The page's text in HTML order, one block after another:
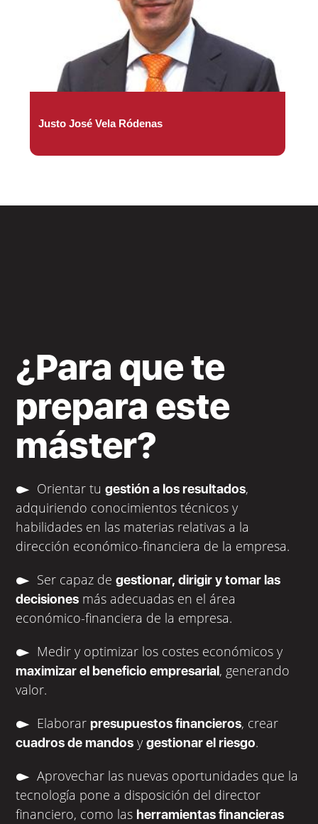
Justo José Vela Ródenas
¿Para que te
prepara este
máster?
Orientar tugestión a los resultados,
adquiriendo conocimientos técnicos y
habilidades en las materias relativas a la
dirección económico-financiera de la empresa.
Ser capaz degestionar, dirigir y tomar las
decisiones más adecuadas en el área
económico-financiera de la empresa.
Medir y optimizar los costes económicos y
maximizar el beneficio empresarial, generando
valor.
Elaborarpresupuestos financieros, crear
cuadros de mandos ygestionar el riesgo.
Aprovechar las nuevas oportunidades que la
tecnología pone a disposición del director
financiero, como las herramientas financieras